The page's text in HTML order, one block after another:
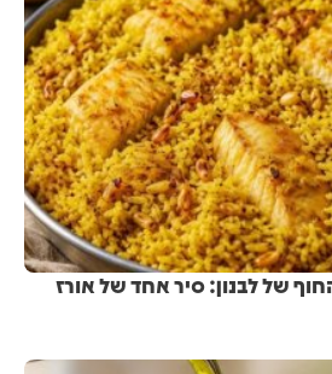
של לבנון: סיר אחד של אורז